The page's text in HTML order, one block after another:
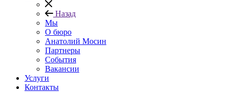
Назад
Мы
О бюро
Анатолий Мосин
Партнеры
События
Вакансии
Услуги
Контакты